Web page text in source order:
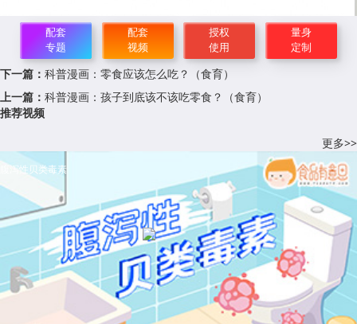
配套
专题
配套
视频
授权
使用
量身
定制
下一篇： 科普漫画：零食应该怎么吃？（食育）
上一篇： 科普漫画：孩子到底该不该吃零食？（食育）
推荐视频
更多>>
腹泻性贝类毒素